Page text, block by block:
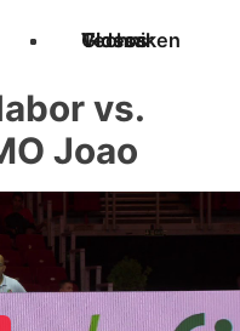
Techniken
Videos
Glossar
vs.
Joao